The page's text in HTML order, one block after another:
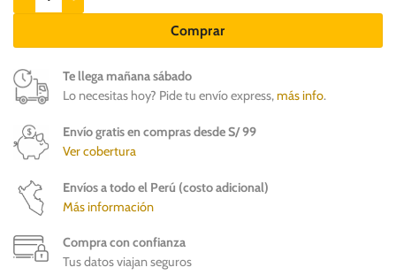
Comprar
Te llega mañana sábado
Lo necesitas hoy? Pide tu envío express,más info.
Envío gratis en compras desde S/ 99
Ver cobertura
Envíos a todo el Perú (costo adicional)
Más información
Compra con confianza
Tus datos viajan seguros